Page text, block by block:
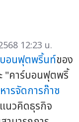
12:23 น.
อนฟุตพริ้นท์ของ
"คาร์บอนฟุตพริ้
ารจัดการก๊าซ
นวคิดธุรกิจ